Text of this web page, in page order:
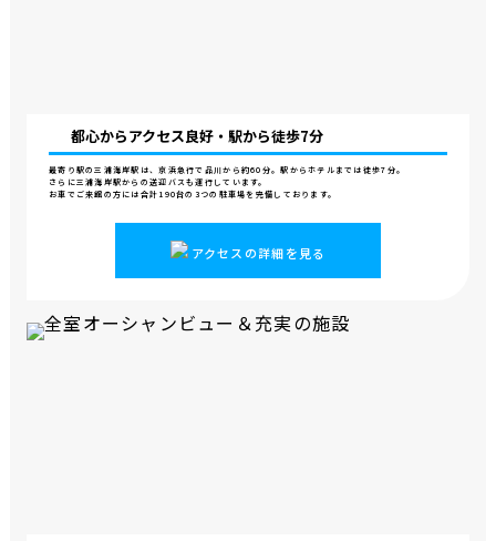
都心からアクセス良好・ 駅から徒歩7分
最寄り駅の三浦海岸駅は、京浜急行で品川から約60分。駅からホテルまでは徒歩7分。
さらに三浦海岸駅からの送迎バスも運行しています。
お車でご来館の方には合計190台の3つの駐車場を完備しております。
アクセスの詳細を見る